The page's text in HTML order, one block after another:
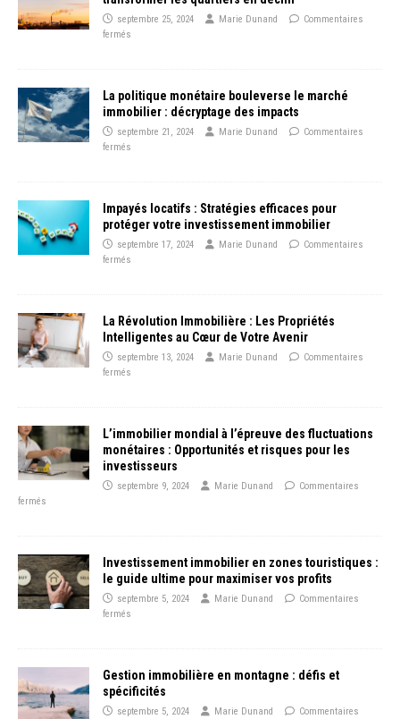
septembre 25, 2024 Marie Dunand
Commentaires
fermés
La politique monétaire bouleverse le marché
immobilier : décryptage des impacts
septembre 21, 2024 Marie Dunand
Commentaires
fermés
Impayés locatifs : Stratégies efficaces pour
protéger votre investissement immobilier
septembre 17, 2024 Marie Dunand
Commentaires
fermés
La Révolution Immobilière : Les Propriétés
Intelligentes au Cœur de Votre Avenir
septembre 13, 2024 Marie Dunand
Commentaires
fermés
L’immobilier mondial à l’épreuve des fluctuations
monétaires : Opportunités et risques pour les
investisseurs
septembre 9, 2024 Marie Dunand
Commentaires
fermés
Investissement immobilier en zones touristiques :
le guide ultime pour maximiser vos profits
septembre 5, 2024 Marie Dunand
Commentaires
fermés
Gestion immobilière en montagne : défis et
spécificités
septembre 5, 2024 Marie Dunand
Commentaires